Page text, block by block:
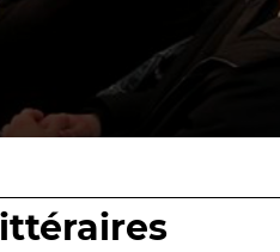
Billetterie en
BILLETTERIE 04 93 13
ADMINISTRATION